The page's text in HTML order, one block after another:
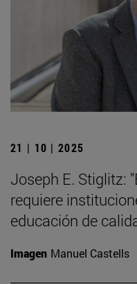
21 | 10 | 2025
Joseph E. Stiglitz:
requiere
educación de
Imagen Manuel Castells